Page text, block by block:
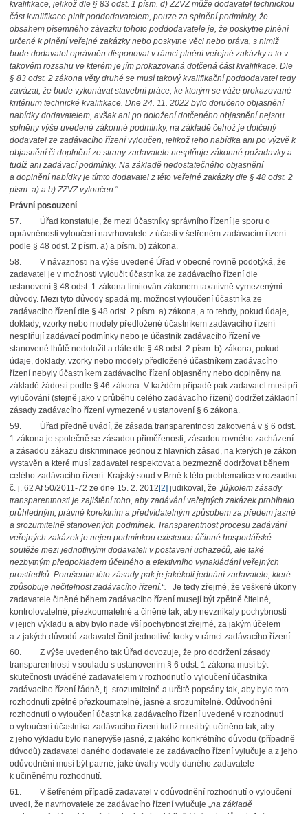
kvalifikace, jelikož dle § 83 odst. 1 písm. d) ZZVZ může dodavatel technickou
část kvalifikace plnit poddodavatelem, pouze za splnění podmínky, že
obsahem písemného závazku tohoto poddodavatele je, že poskytne plnění
určené k plnění veřejné zakázky nebo poskytne věci nebo práva, s nimiž
bude dodavatel oprávněn disponovat v rámci plnění veřejné zakázky a to v
takovém rozsahu ve kterém je jím prokazovaná dotčená část kvalifikace. Dle
§ 83 odst. 2 zákona věty druhé se musí takový kvalifikační poddodavatel tedy
zavázat, že bude vykonávat stavební práce, ke kterým se váže prokazované
kritérium technické kvalifikace. Dne 24. 11. 2022 bylo doručeno objasnění
nabídky dodavatelem, avšak ani po doložení dotčeného objasnění nejsou
splněny výše uvedené zákonné podmínky, na základě čehož je dotčený
dodavatel ze zadávacího řízení vyloučen, jelikož jeho nabídka ani po výzvě k
objasnění či doplnění ze strany zadavatele nesplňuje zákonné požadavky a
tudíž ani zadávací podmínky. Na základě nedostatečného objasnění
a doplnění nabídky je tímto dodavatel z této veřejné zakázky dle § 48 odst. 2
písm. a) a b) ZZVZ vyloučen.“.
Právní posouzení
57. Úřad konstatuje, že mezi účastníky správního řízení je sporu o
oprávněnosti vyloučení navrhovatele z účasti v šetřeném zadávacím řízení
podle § 48 odst. 2 písm. a) a písm. b) zákona.
58. V návaznosti na výše uvedené Úřad v obecné rovině podotýká, že
zadavatel je v možnosti vyloučit účastníka ze zadávacího řízení dle
ustanovení § 48 odst. 1 zákona limitován zákonem taxativně vymezenými
důvody. Mezi tyto důvody spadá mj. možnost vyloučení účastníka ze
zadávacího řízení dle § 48 odst. 2 písm. a) zákona, a to tehdy, pokud údaje,
doklady, vzorky nebo modely předložené účastníkem zadávacího řízení
nesplňují zadávací podmínky nebo je účastník zadávacího řízení ve
stanovené lhůtě nedoložil a dále dle § 48 odst. 2 písm. b) zákona, pokud
údaje, doklady, vzorky nebo modely předložené účastníkem zadávacího
řízení nebyly účastníkem zadávacího řízení objasněny nebo doplněny na
základě žádosti podle § 46 zákona. V každém případě pak zadavatel musí při
vylučování (stejně jako v průběhu celého zadávacího řízení) dodržet základní
zásady zadávacího řízení vymezené v ustanovení § 6 zákona.
59. Úřad předně uvádí, že zásada transparentnosti zakotvená v § 6 odst.
1 zákona je společně se zásadou přiměřenosti, zásadou rovného zacházení
a zásadou zákazu diskriminace jednou z hlavních zásad, na kterých je zákon
vystavěn a které musí zadavatel respektovat a bezmezně dodržovat během
celého zadávacího řízení. Krajský soud v Brně k této problematice v rozsudku
č. j. 62 Af 50/2011-72 ze dne 15. 2. 2012 [2] judikoval, že „[ú]kolem zásady
transparentnosti je zajištění toho, aby zadávání veřejných zakázek probíhalo
průhledným, právně korektním a předvídatelným způsobem za předem jasně
a srozumitelně stanovených podmínek. Transparentnost procesu zadávání
veřejných zakázek je nejen podmínkou existence účinné hospodářské
soutěže mezi jednotlivými dodavateli v postavení uchazečů, ale také
nezbytným předpokladem účelného a efektivního vynakládání veřejných
prostředků. Porušením této zásady pak je jakékoli jednání zadavatele, které
způsobuje nečitelnost zadávacího řízení.“. Je tedy zřejmé, že veškeré úkony
zadavatele činěné během zadávacího řízení musejí být zpětně čitelné,
kontrolovatelné, přezkoumatelné a činěné tak, aby nevznikaly pochybnosti
v jejich výkladu a aby bylo nade vší pochybnost zřejmé, za jakým účelem
a z jakých důvodů zadavatel činil jednotlivé kroky v rámci zadávacího řízení.
60. Z výše uvedeného tak Úřad dovozuje, že pro dodržení zásady
transparentnosti v souladu s ustanovením § 6 odst. 1 zákona musí být
skutečnosti uváděné zadavatelem v rozhodnutí o vyloučení účastníka
zadávacího řízení řádně, tj. srozumitelně a určitě popsány tak, aby bylo toto
rozhodnutí zpětně přezkoumatelné, jasné a srozumitelné. Odůvodnění
rozhodnutí o vyloučení účastníka zadávacího řízení uvedené v rozhodnutí
o vyloučení účastníka zadávacího řízení tudíž musí být učiněno tak, aby
z jeho výkladu bylo nanejvýše jasné, z jakého konkrétního důvodu (případně
důvodů) zadavatel daného dodavatele ze zadávacího řízení vylučuje a z jeho
odůvodnění musí být patrné, jaké úvahy vedly daného zadavatele
k učiněnému rozhodnutí.
61. V šetřeném případě zadavatel v odůvodnění rozhodnutí o vyloučení
uvedl, že navrhovatele ze zadávacího řízení vylučuje „na základě